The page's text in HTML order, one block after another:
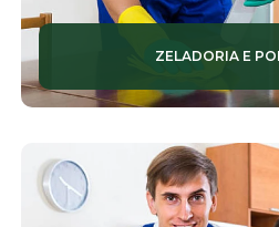
SISTEMAS DE VIGILÂNCIA
TERCEIRIZAÇÃO SERVIÇO
VIGILÂNCIA
ZELADORIA E